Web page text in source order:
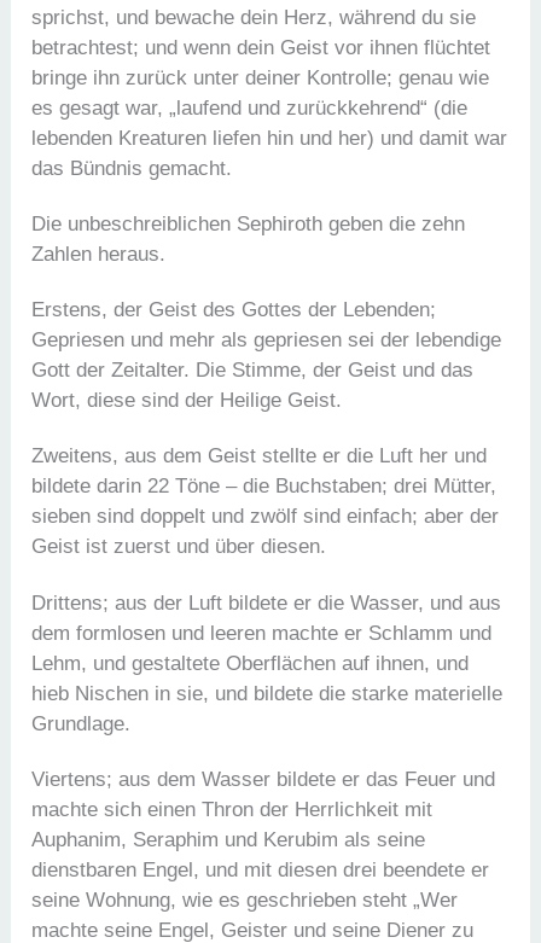
sprichst, und bewache dein Herz, während du sie
betrachtest; und wenn dein Geist vor ihnen flüchtet
bringe ihn zurück unter deiner Kontrolle; genau wie
es gesagt war, „laufend und zurückkehrend“ (die
lebenden Kreaturen liefen hin und her) und damit war
das Bündnis gemacht.
Die unbeschreiblichen Sephiroth geben die zehn
Zahlen heraus.
Erstens, der Geist des Gottes der Lebenden;
Gepriesen und mehr als gepriesen sei der lebendige
Gott der Zeitalter. Die Stimme, der Geist und das
Wort, diese sind der Heilige Geist.
Zweitens, aus dem Geist stellte er die Luft her und
bildete darin 22 Töne – die Buchstaben; drei Mütter,
sieben sind doppelt und zwölf sind einfach; aber der
Geist ist zuerst und über diesen.
Drittens; aus der Luft bildete er die Wasser, und aus
dem formlosen und leeren machte er Schlamm und
Lehm, und gestaltete Oberflächen auf ihnen, und
hieb Nischen in sie, und bildete die starke materielle
Grundlage.
Viertens; aus dem Wasser bildete er das Feuer und
machte sich einen Thron der Herrlichkeit mit
Auphanim, Seraphim und Kerubim als seine
dienstbaren Engel, und mit diesen drei beendete er
seine Wohnung, wie es geschrieben steht „Wer
machte seine Engel, Geister und seine Diener zu